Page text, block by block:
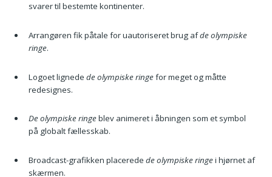
svarer til bestemte kontinenter.
Arrangøren fik påtale for uautoriseret brug afde olympiske
ringe.
Logoet lignede de olympiske ringefor meget og måtte
redesignes.
De olympiske ringeblev animeret i åbningen som et symbol
på globalt fællesskab.
Broadcast-grafikken placerede de olympiske ringei hjørnet af
skærmen.